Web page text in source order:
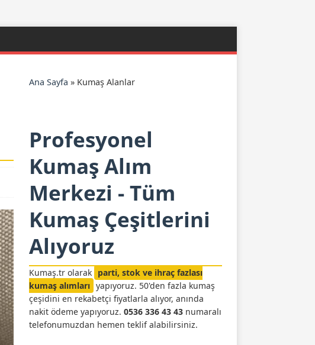
Ana Sayfa » Kumaş Alanlar
Profesyonel
Kumaş Alım
Merkezi - Tüm
Kumaş Çeşitlerini
Alıyoruz
Kumaş.tr olarak parti, stok ve ihraç fazlası
kumaş alımları yapıyoruz. 50'den fazla kumaş
çeşidini en rekabetçi fiyatlarla alıyor, anında
nakit ödeme yapıyoruz. 0536 336 43 43numaralı
telefonumuzdan hemen teklif alabilirsiniz.